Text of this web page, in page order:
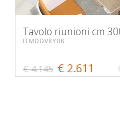
Tavolo riunioni cm
ITMDDVRY08
€ 4.145 € 2.611